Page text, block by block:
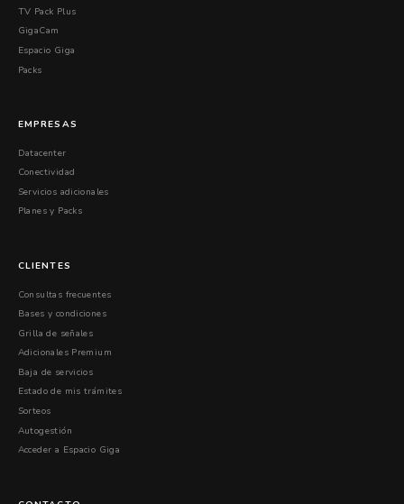
TV Pack Plus
GigaCam
Espacio Giga
Packs
EMPRESAS
Datacenter
Conectividad
Servicios adicionales
Planes y Packs
CLIENTES
Consultas frecuentes
Bases y condiciones
Grilla de señales
Adicionales Premium
Baja de servicios
Estado de mis trámites
Sorteos
Autogestión
Acceder a Espacio Giga